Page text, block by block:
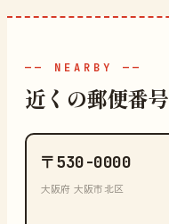
—— NEARBY ——
近くの郵便番号
〒530-0000
大阪府 大阪市北区